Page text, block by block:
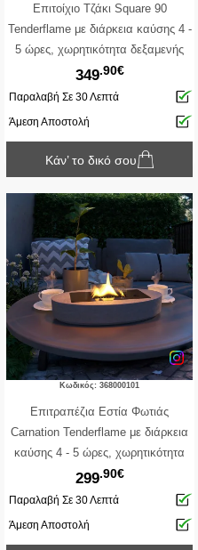
Επιτοίχιο Tζάκι Square 90
Tenderflame με διάρκεια καύσης 4 -
5 ώρες, χωρητικότητα δεξαμενής
500ml και διαστάσεις 45x23x45cm -
Black
349.90€
Παραλαβή Σε 30 Λεπτά
Άμεση Αποστολή
Κάν’ το δικό σου
Κωδικός: 368000101
Επιτραπέζια Εστία Φωτιάς
Carnation Tenderflame με διάρκεια
καύσης 4 - 5 ώρες, χωρητικότητα
δεξαμενής 500ml και διαστάσεις
32x22x7cm - Concrete
299.90€
Παραλαβή Σε 30 Λεπτά
Άμεση Αποστολή